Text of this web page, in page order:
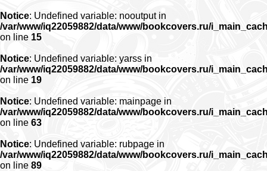
Notice: Undefined variable: nooutput in
/var/www/iq22059882/data/www/bookcovers.ru/
on line 15
Notice: Undefined variable: yarss in
/var/www/iq22059882/data/www/bookcovers.ru/
on line 19
Notice: Undefined variable: mainpage in
/var/www/iq22059882/data/www/bookcovers.ru/
on line 63
Notice: Undefined variable: rubpage in
/var/www/iq22059882/data/www/bookcovers.ru/
on line 89